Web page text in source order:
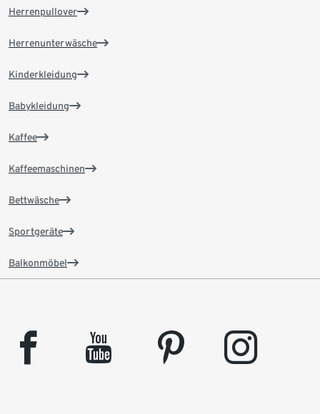
Herrenpullover
Herrenunterwäsche
Kinderkleidung
Babykleidung
Kaffee
Kaffeemaschinen
Bettwäsche
Sportgeräte
Balkonmöbel
facebook youtube pinterest instagram